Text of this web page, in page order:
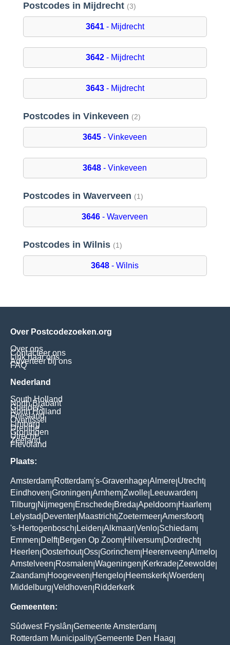
Postcodes in Mijdrecht (3)
3641- Mijdrecht
3642- Mijdrecht
3643- Mijdrecht
Postcodes in Vinkeveen (2)
3645 - Vinkeveen
3648 - Vinkeveen
Postcodes in Waverveen (1)
3646 - Waverveen
Postcodes in Wilnis (1)
3648 - Wilnis
Over Postcodezoeken.org
Over ons
Contacteer ons
Link naar ons
Adverteer bij ons
FAQ
Nederland
South Holland
North Brabant
Guelders
North Holland
Friesland
Overijssel
Limburg
Drenthe
Groningen
Utrecht
Zeeland
Flevoland
Plaats:
Amsterdam Rotterdam 's-Gravenhage Almere Utrecht|
Eindhoven Groningen Arnhem Zwolle Leeuwarden
Tilburg Nijmegen Enschede Breda Apeldoorn Haarlem
Lelystad Deventer Maastricht|Zoetermeer Amersfoort|
's-Hertogenbosch Leiden Alkmaar Venlo Schiedam
Emmen Delft| Bergen Op Zoom Hilversum Dordrecht|
Heerlen Oosterhout|Oss Gorinchem Heerenveen Almelo
Amstelveen Rosmalen Wageningen Kerkrade Zeewolde
Zaandam Hoogeveen Hengelo Heemskerk Woerden
Middelburg Veldhoven Ridderkerk
Gemeenten:
Sûdwest Fryslân Gemeente Amsterdam
Rotterdam Municipality Gemeente Den Haag